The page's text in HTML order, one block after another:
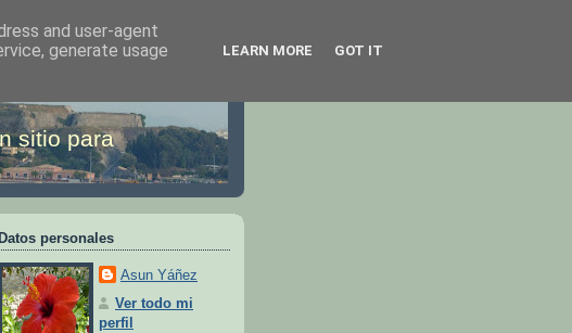
sitio para
Datos personales
Asun Yáñez
Ver todo mi
perfil
and user-agent
generate usage
LEARN MORE GOT IT